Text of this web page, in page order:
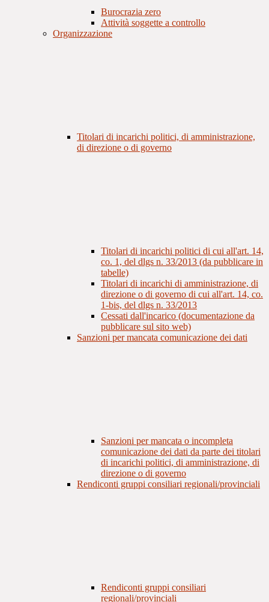
Burocrazia zero
Attività soggette a controllo
Organizzazione
Titolari di incarichi politici, di amministrazione,
di direzione o di governo
Titolari di incarichi politici di cui all'art. 14,
co. 1, del dlgs n. 33/2013 (da pubblicare in
tabelle)
Titolari di incarichi di amministrazione, di
direzione o di governo di cui all'art. 14, co.
1-bis, del dlgs n. 33/2013
Cessati dall'incarico (documentazione da
pubblicare sul sito web)
Sanzioni per mancata comunicazione dei dati
Sanzioni per mancata o incompleta
comunicazione dei dati da parte dei titolari
di incarichi politici, di amministrazione, di
direzione o di governo
Rendiconti gruppi consiliari regionali/provinciali
Rendiconti gruppi consiliari
regionali/provinciali